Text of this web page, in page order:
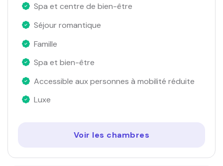
Spa et centre de bien-être
Séjour romantique
Famille
Spa et bien-être
Accessible aux personnes à mobilité réduite
Luxe
Voir les chambres